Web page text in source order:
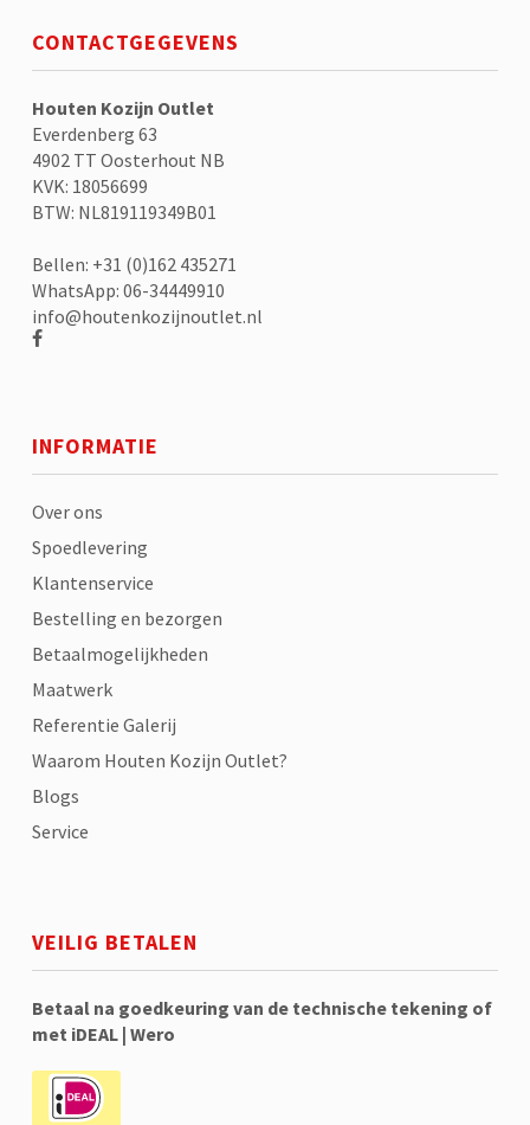
CONTACTGEGEVENS
Houten Kozijn Outlet
Everdenberg 63
4902 TT Oosterhout NB
KVK: 18056699
BTW: NL819119349B01
Bellen: +31 (0)162 435271
WhatsApp: 06-34449910
info@houtenkozijnoutlet.nl
INFORMATIE
Over ons
Spoedlevering
Klantenservice
Bestelling en bezorgen
Betaalmogelijkheden
Maatwerk
Referentie Galerij
Waarom Houten Kozijn Outlet?
Blogs
Service
VEILIG BETALEN
Betaal na goedkeuring van de technische tekening of
met iDEAL | Wero